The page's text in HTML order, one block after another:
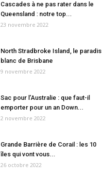
Cascades à ne pas rater dans le
Queensland : notre top...
23 novembre 2022
North Stradbroke Island, le paradis
blanc de Brisbane
9 novembre 2022
Sac pour l’Australie : que faut-il
emporter pour un an Down...
2 novembre 2022
Grande Barrière de Corail : les 10
îles qui vont vous...
26 octobre 2022